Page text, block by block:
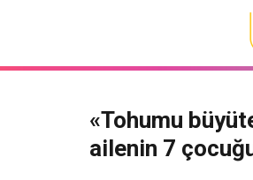
«Tohumu
ailenin 7